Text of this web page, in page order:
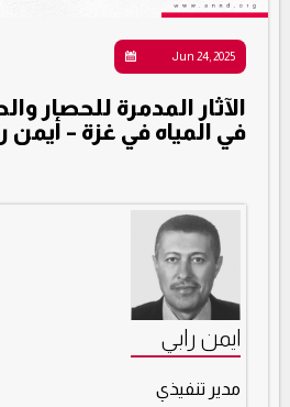
Jun 24, 2025
الآثار المدمرة للحصار
في المياه في غزة – أيمن
ايمن رابي
مدير تنفيذي